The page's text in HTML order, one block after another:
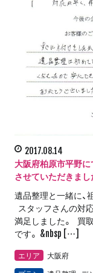
2017.08.14
大阪府柏原市平野に
させていただきまし
遺品整理と一緒に、
スタッフさんの対
満足しました。 買
です。 &nbsp […]
エリア
大阪府